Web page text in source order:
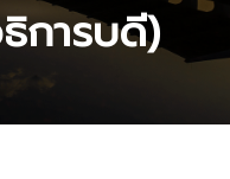
การบดี)